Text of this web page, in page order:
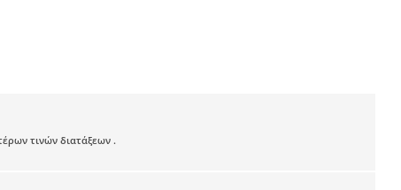
τινών διατάξεων .